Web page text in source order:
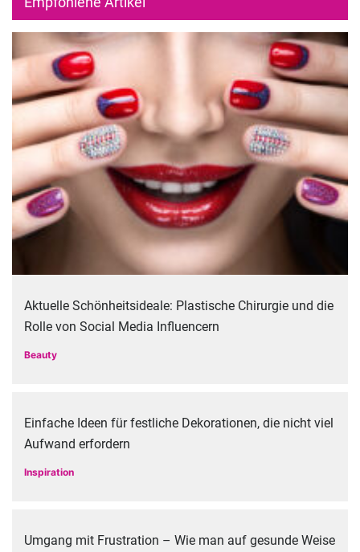
Aktuelle Schönheitsideale: Plastische Chirurgie und die
Rolle von Social Media Influencern
Beauty
Einfache Ideen für festliche Dekorationen, die nicht viel
Aufwand erfordern
Inspiration
Umgang mit Frustration – Wie man auf gesunde Weise